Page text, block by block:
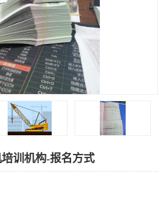
训机构-报名方式
叉车技能培训
专业叉车培训
叉车操作证培训复审
焊工培训
登高证培训